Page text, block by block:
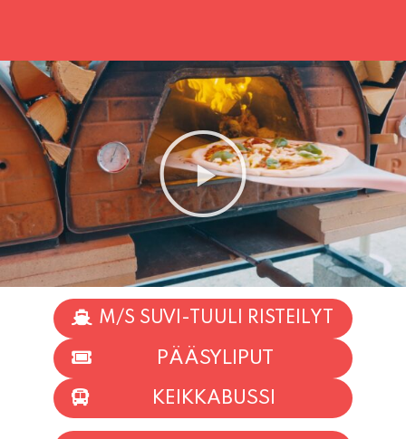
M/S SUVI-TUULI RISTEILYT
PÄÄSYLIPUT
KEIKKABUSSI